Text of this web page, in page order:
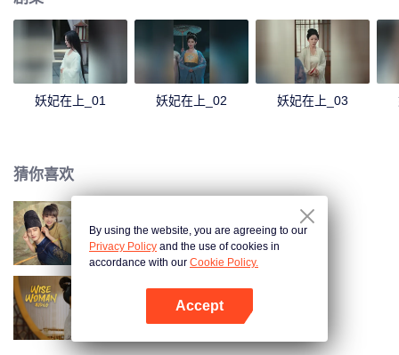
妖妃在上_01 妖妃在上_02 妖妃在上_03
猜你喜欢
神医大人别撩我
进阶的主母
By using the website, you are agreeing to our
Privacy Policy and the use of cookies in
accordance with our Cookie Policy.
Accept